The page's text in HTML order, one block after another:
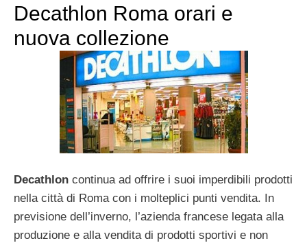
Decathlon Roma orari e
nuova collezione
Decathlon continua ad offrire i suoi imperdibili prodotti
nella città di Roma con i molteplici punti vendita. In
previsione dell’inverno, l’azienda francese legata alla
produzione e alla vendita di prodotti sportivi e non